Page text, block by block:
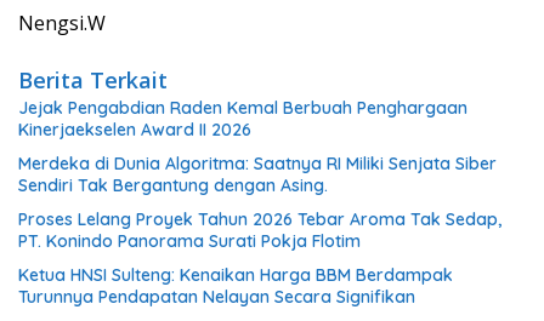
Nengsi.W
Berita Terkait
Jejak Pengabdian Raden Kemal Berbuah Penghargaan
Kinerjaekselen Award II 2026
Merdeka di Dunia Algoritma: Saatnya RI Miliki Senjata Siber
Sendiri Tak Bergantung dengan Asing.
Proses Lelang Proyek Tahun 2026 Tebar Aroma Tak Sedap,
PT. Konindo Panorama Surati Pokja Flotim
Ketua HNSI Sulteng: Kenaikan Harga BBM Berdampak
Turunnya Pendapatan Nelayan Secara Signifikan